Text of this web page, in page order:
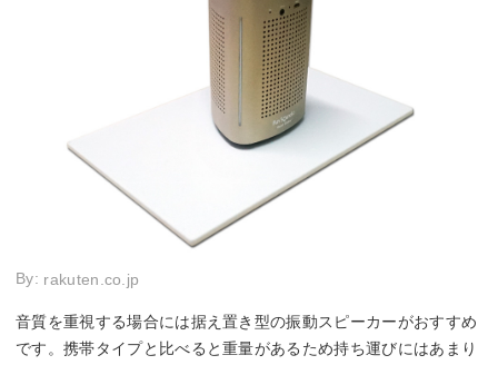
By: rakuten.co.jp
音質を重視する場合には据え置き型の振動スピーカーがおすすめ
です。携帯タイプと比べると重量があるため持ち運びにはあまり